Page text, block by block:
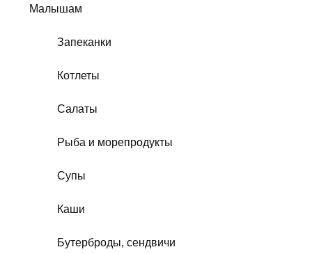
Малышам
Запеканки
Котлеты
Салаты
Рыба и морепродукты
Супы
Каши
Бутерброды, сендвичи